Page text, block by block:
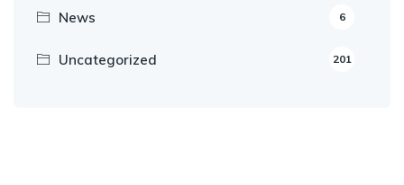
News 6
Uncategorized 201